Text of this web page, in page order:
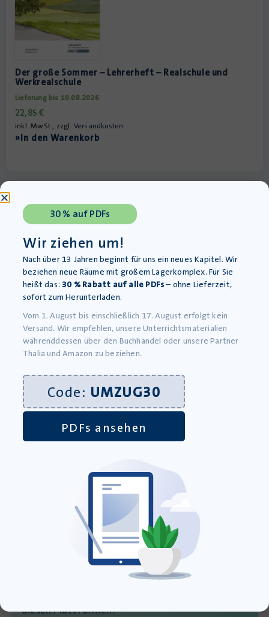
Der große Sommer – Lehrerheft – Realschule und
Werkrealschule
Lieferung bis 10.08.2026
22,85€
inkl. MwSt., zzgl. Versandkosten
»In den Warenkorb
Der große Sommer – Schülerarbeitsheft – Realschule
und Werkrealschule
Lieferung bis 10.08.2026
12,95€
inkl. MwSt., zzgl. Versandkosten
»In den Warenkorb
Mehr Raum für kreativen
diesen Plattformen:
30 % auf PDFs
Wir ziehen um!
Nach über 13 Jahren beginnt für uns ein neues Kapitel. Wir
beziehen neue Räume mit großem Lagerkomplex. Für Sie
heißt das: 30 % Rabatt auf alle PDFs– ohne Lieferzeit,
sofort zum Herunterladen.
Vom 1. August bis einschließlich 17. August erfolgt kein
Versand. Wir empfehlen, unsere Unterrichtsmaterialien
währenddessen über den Buchhandel oder unsere Partner
Thalia und Amazon zu beziehen.
Code: UMZUG30
PDFs ansehen